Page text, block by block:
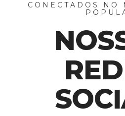
CONECTADOS NO